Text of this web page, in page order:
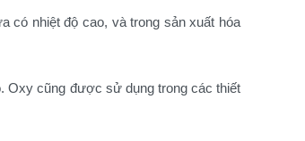
có nhiệt độ cao, và trong sản xuất hóa
Oxy cũng được sử dụng trong các thiết